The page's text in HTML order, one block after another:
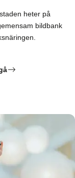
heter på
bildbank